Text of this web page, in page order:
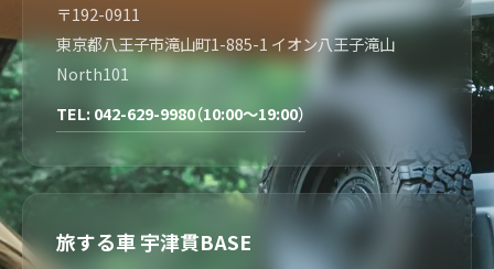
〒192-0911
東京都八王子市滝山町1-885-1 イオン八王子滝山
North101
TEL: 042-629-9980（10:00～19:00）
旅する車 宇津貫BASE